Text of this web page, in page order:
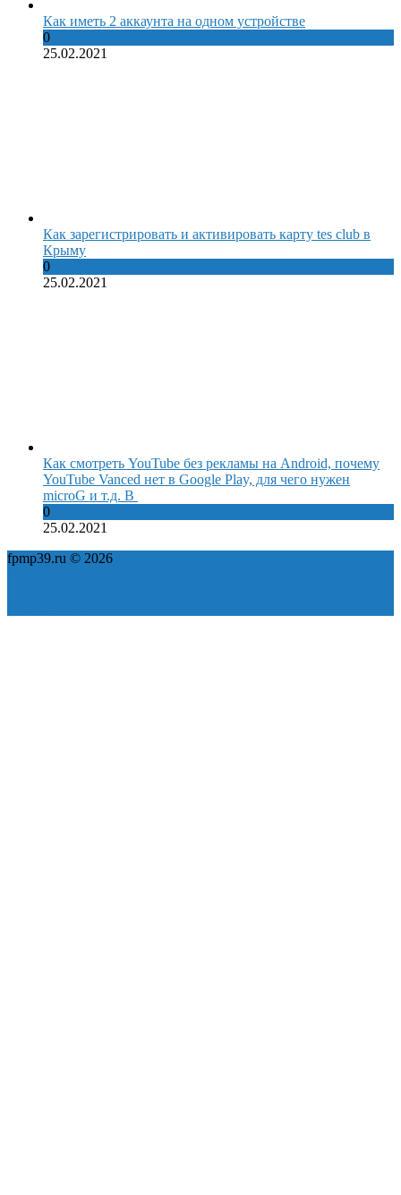
Как иметь 2 аккаунта на одном устройстве
0
25.02.2021
Как зарегистрировать и активировать карту tes club в
Крыму
0
25.02.2021
Как смотреть YouTube без рекламы на Android, почему
YouTube Vanced нет в Google Play, для чего нужен
microG и т.д. В
0
25.02.2021
fpmp39.ru © 2026